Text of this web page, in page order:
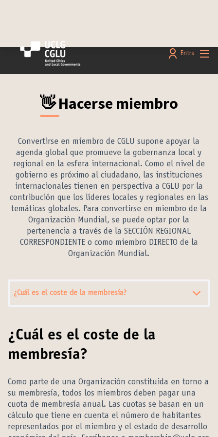
Entra
👋 Hacerse miembro
Convertirse en miembro de CGLU supone apoyar la
agenda global que promueve la gobernanza local y
regional en la esfera internacional. Como el nivel de
gobierno es próximo al ciudadano, las instituciones
internacionales tienen en perspectiva a CGLU por la
contribución que los líderes locales y regionales en las
temáticas globales. Para convertirse en miembro de la
Organización Mundial, se puede optar por la
pertenencia a través de la SECCIÓN REGIONAL
CORRESPONDIENTE o como miembro DIRECTO de la
Organización Mundial.
¿Cuál es el coste de la membresía?
¿Cuál es el coste de la
membresía?
Como parte de una Organización constituida en torno a
su membresía, todos los miembros deben pagar una
cuota de membresía anual. Las cuotas se basan en un
cálculo que tiene en cuenta el número de habitantes
representados por el miembro y el estado de desarrollo